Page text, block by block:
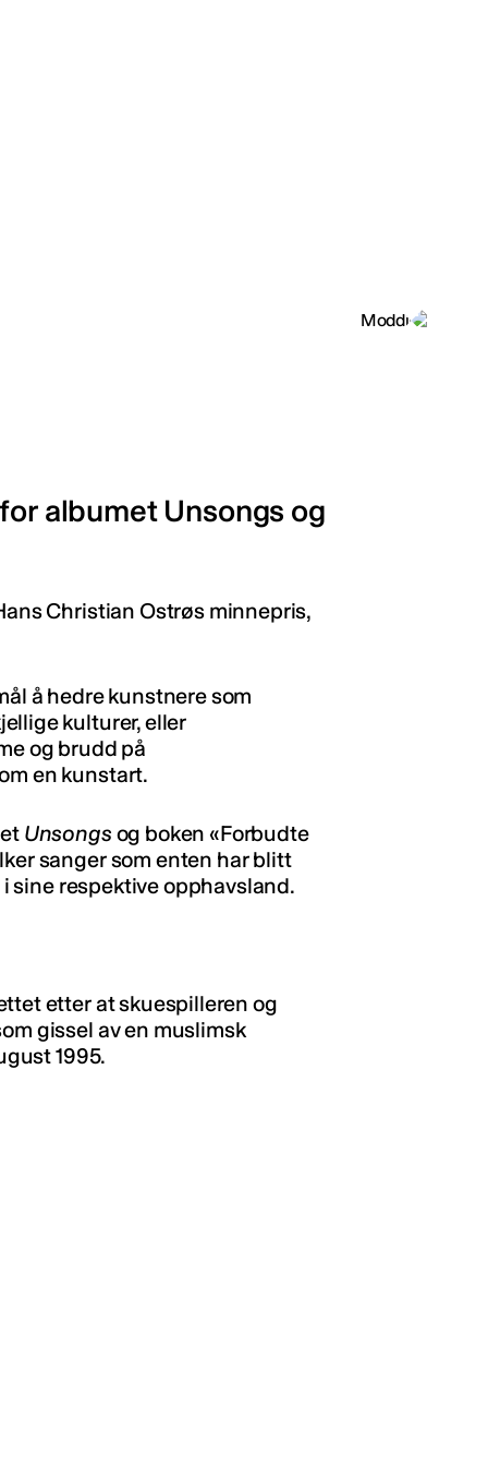
albumet Unsongs og
Christian Ostrøs minnepris,
å hedre kunstnere som
kulturer, eller
og brudd på
en kunstart.
Unsongs og boken «Forbudte
sanger som enten har blitt
sine respektive opphavsland.
etter at skuespilleren og
gissel av en muslimsk
1995.